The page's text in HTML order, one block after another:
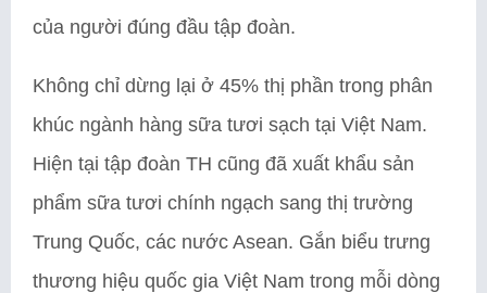
của người đúng đầu tập đoàn.
Không chỉ dừng lại ở 45% thị phần trong phân
khúc ngành hàng sữa tươi sạch tại Việt Nam.
Hiện tại tập đoàn TH cũng đã xuất khẩu sản
phẩm sữa tươi chính ngạch sang thị trường
Trung Quốc, các nước Asean. Gắn biểu trưng
thương hiệu quốc gia Việt Nam trong mỗi dòng